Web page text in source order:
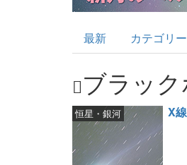
Topics
最新 カテゴリー
ブラッ
X
恒星・銀河